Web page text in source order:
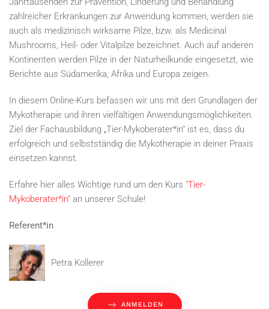
zahlreicher Erkrankungen zur Anwendung kommen, werden sie
auch als medizinisch wirksame Pilze, bzw. als Medicinal
Mushrooms, Heil- oder Vitalpilze bezeichnet. Auch auf anderen
Kontinenten werden Pilze in der Naturheilkunde eingesetzt, wie
Berichte aus Südamerika, Afrika und Europa zeigen.
In diesem Online-Kurs befassen wir uns mit den Grundlagen der
Mykotherapie und ihren vielfältigen Anwendungsmöglichkeiten.
Ziel der Fachausbildung „Tier-Mykoberater*in“ ist es, dass du
erfolgreich und selbstständig die Mykotherapie in deiner Praxis
einsetzen kannst.
Erfahre hier alles Wichtige rund um den Kurs "Tier-
Mykoberater*in" an unserer Schule!
Referent*in
Petra Kollerer
ANMELDEN